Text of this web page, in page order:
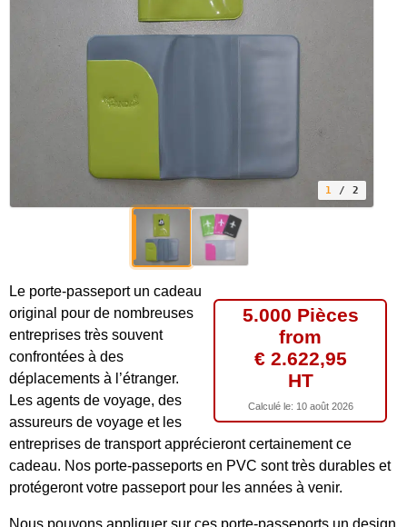
1 / 2
5.000 Pièces
from
€ 2.622,95
HT
Calculé le: 10 août 2026
Le porte-passeport un cadeau
original pour de nombreuses
entreprises très souvent
confrontées à des
déplacements à l’étranger.
Les agents de voyage, des
assureurs de voyage et les
entreprises de transport apprécieront certainement ce
cadeau. Nos porte-passeports en PVC sont très durables et
protégeront votre passeport pour les années à venir.